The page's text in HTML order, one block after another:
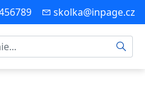
skolka@inpage.cz
Hľadať